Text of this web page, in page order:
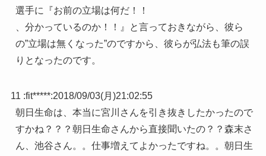
選手に『お前の立場は何だ！！
、分かっているのか！！』と言っておきながら、彼ら
の”立場は無くなった”のですから、彼らが弘法も筆の誤
りとなったのです。
11 :fit*****:2018/09/03(月)21:02:55
朝日生命は、本当に宮川さんを引き抜きしたかったので
すかね？？？朝日生命さんから直接聞いたの？？森末さ
ん、池谷さん。。仕事増えてよかったですね。。朝日生